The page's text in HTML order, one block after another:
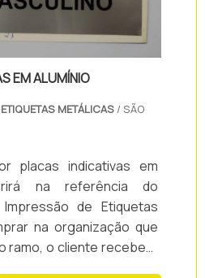
EM ALUMÍNIO
METÁLICAS / SÃO
placas indicativas em
na referência do
de Etiquetas
na organização que
ramo, o cliente receberá